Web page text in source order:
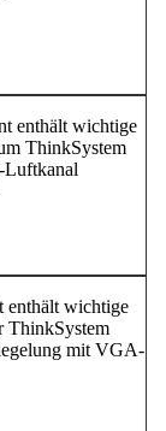
enthält wichtige
ThinkSystem
Luftkanal
enthält wichtige
ThinkSystem
mit VGA-